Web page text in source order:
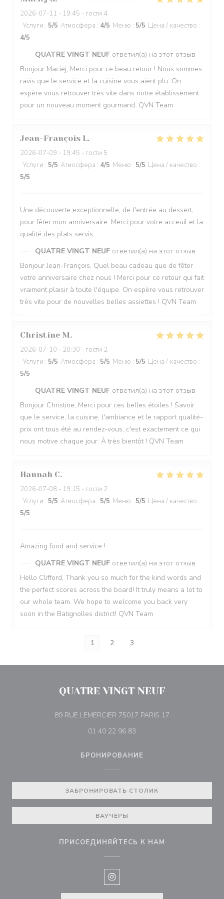
2026-07-11 - 19:45 - гости 4
Услуги : 5/5 Атмосфера : 4/5 Меню : 5/5 Цена / качество :
4/5
QUATRE VINGT NEUF ответил(а) на этот отзыв
Bonjour Maciej, Merci pour ce beau retour ! Nous sommes
ravis que le service et la cuisine vous aient plu. On
espère vous retrouver très vite dans notre établissement
pour un nouveau moment gourmand. QVN Team
Jean-François L
2026-07-09 - 19:45 - гости 5
Услуги : 5/5 Атмосфера : 4/5 Меню : 5/5 Цена / качество :
5/5
Une découverte exceptionnelle, de l'entrée au dessert,
pour fêter mon anniversaire. Merci pour votre acceuil et la
qualité des plats servis.
QUATRE VINGT NEUF ответил(а) на этот отзыв
Bonjour Jean-François, Quel beau cadeau que de fêter
votre anniversaire chez nous ! Merci pour ce retour qui fait
vraiment plaisir à toute l'équipe. On espère vous retrouver
très vite pour de nouvelles belles assiettes ! QVN Team
Christine M
2026-07-10 - 20:30 - гости 2
Услуги : 5/5 Атмосфера : 5/5 Меню : 5/5 Цена / качество :
5/5
QUATRE VINGT NEUF ответил(а) на этот отзыв
Bonjour Christine, Merci pour ces belles étoiles ! Savoir
que le service, la cuisine, l'ambiance et le rapport qualité-
prix ont tous été au rendez-vous, c'est exactement ce qui
nous motive chaque jour. À très bientôt ! QVN Team
Hannah C
2026-07-08 - 19:15 - гости 2
Услуги : 5/5 Атмосфера : 5/5 Меню : 5/5 Цена / качество :
5/5
Amazing food and service !
QUATRE VINGT NEUF ответил(а) на этот отзыв
Hello Clifford, Thank you so much for the kind words and
the perfect scores across the board! It truly means a lot to
our whole team. We hope to welcome you back very
soon in the Batignolles district! QVN Team
1 2 3
QUATRE VINGT NEUF
89 RUE LEMERCIER 75017 PARIS 17
01 40 22 96 83
БРОНИРОВАНИЕ
ЗАБРОНИРОВАТЬ СТОЛИК
ВАУЧЕРЫ
ПРИСОЕДИНЯЙТЕСЬ К НАМ
Instagram ((открывается в